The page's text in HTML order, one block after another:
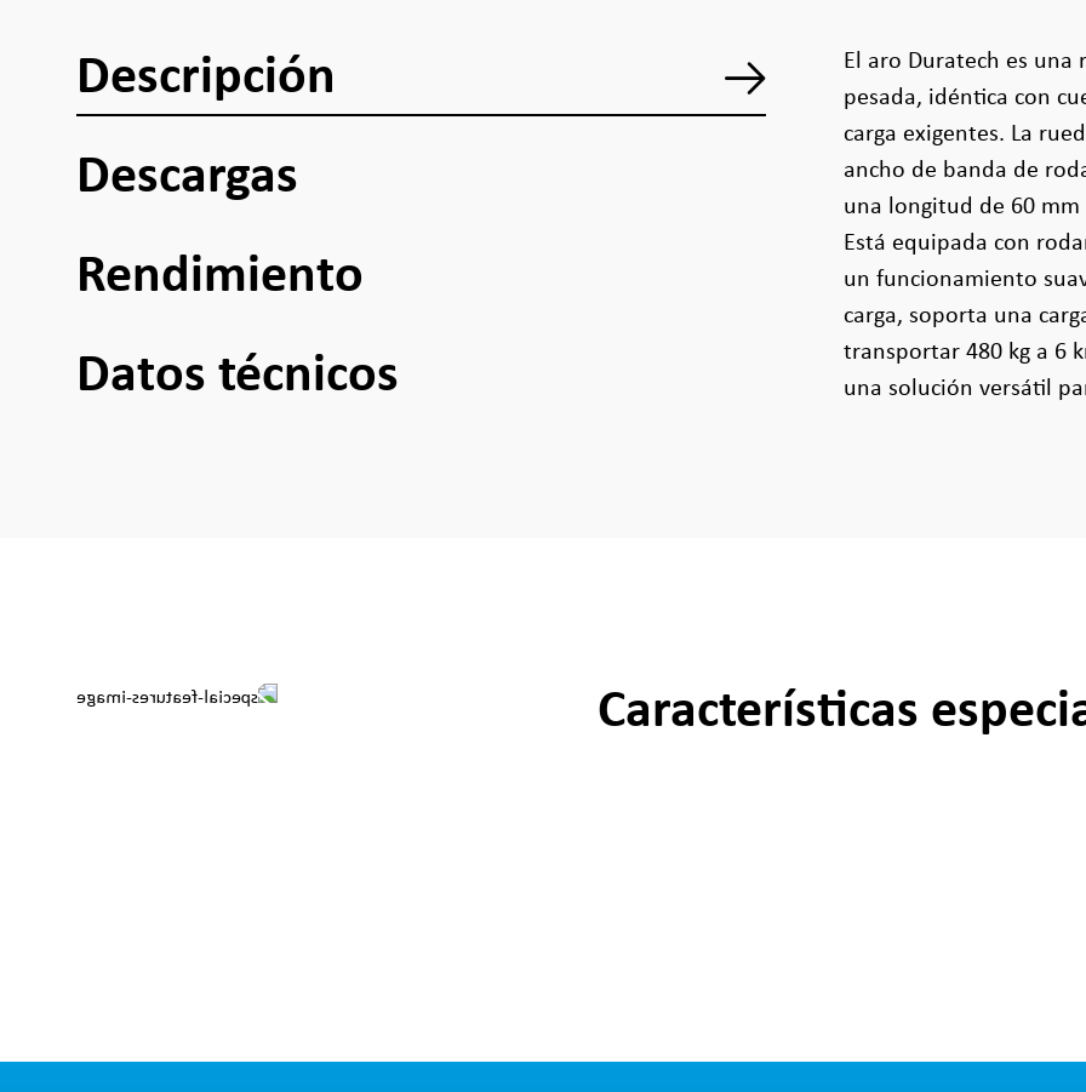
Descripción
Descargas
Rendimiento
Datos técnicos
El aro Duratech es
pesada, idéntica con
carga exigentes. La
ancho de banda de
una longitud de 60
Está equipada con
un funcionamiento
carga, soporta una
transportar 480 kg a 6
una solución versátil
Características